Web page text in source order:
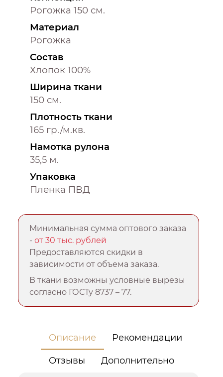
Рогожка 150 см.
Материал
Рогожка
Состав
Хлопок 100%
Ширина ткани
150 см.
Плотность ткани
165 гр./м.кв.
Намотка рулона
35,5 м.
Упаковка
Пленка ПВД
Минимальная сумма оптового заказа
-от 30 тыс. рублей
Предоставляются скидки в
зависимости от объема заказа.
В ткани возможны условные вырезы
согласно ГОСТу 8737 – 77.
Описание Рекомендации
Отзывы Дополнительно